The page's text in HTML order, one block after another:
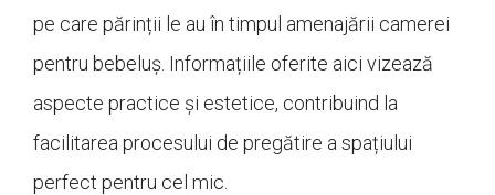
pe care părinții le au în timpul amenajării camerei
pentru bebeluș. Informațiile oferite aici vizează
aspecte practice și estetice, contribuind la
facilitarea procesului de pregătire a spațiului
perfect pentru cel mic.